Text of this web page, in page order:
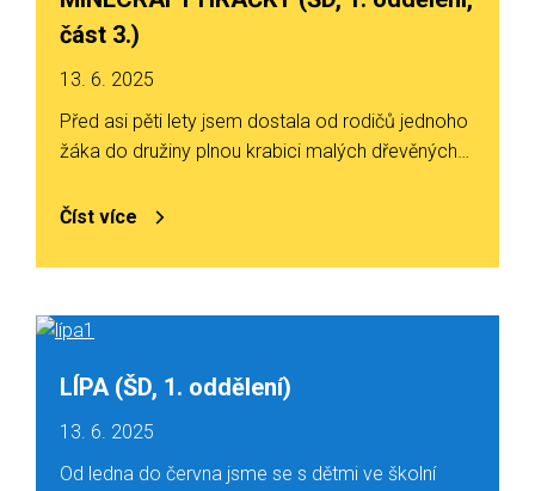
část 3.)
13. 6. 2025
Před asi pěti lety jsem dostala od rodičů jednoho
žáka do družiny plnou krabici malých dřevěných…
Číst více
LÍPA (ŠD, 1. oddělení)
13. 6. 2025
Od ledna do června jsme se s dětmi ve školní